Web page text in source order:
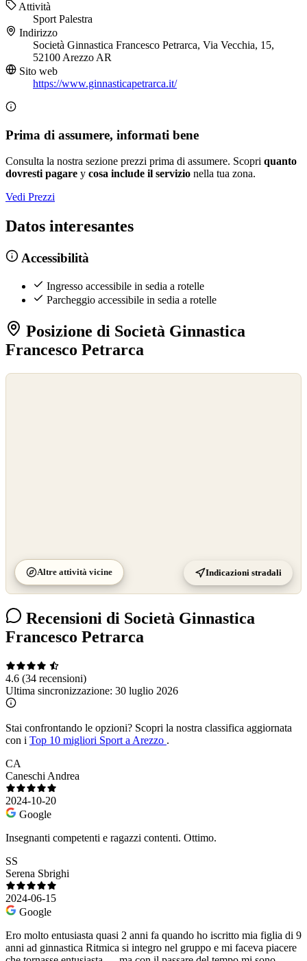
Attività
Sport Palestra
Indirizzo
Società Ginnastica Francesco Petrarca, Via Vecchia, 15,
52100 Arezzo AR
Sito web
https://www.ginnasticapetrarca.it/
Prima di assumere, informati bene
Consulta la nostra sezione prezzi prima di assumere. Scopri quanto
dovresti pagare y cosa include il servizio nella tua zona.
Vedi Prezzi
Datos interesantes
Accessibilità
Ingresso accessibile in sedia a rotelle
Parcheggio accessibile in sedia a rotelle
Posizione di Società Ginnastica
Francesco Petrarca
Altre attività vicine Indicazioni stradali
Recensioni di Società Ginnastica
Francesco Petrarca
4.6 (34 recensioni)
Ultima sincronizzazione: 30 luglio 2026
Stai confrontando le opzioni? Scopri la nostra classifica aggiornata
con i Top 10 migliori Sport a Arezzo .
CA
Caneschi Andrea
2024-10-20
Google
Insegnanti competenti e ragazzi contenti. Ottimo.
SS
Serena Sbrighi
2024-06-15
Google
Ero molto entusiasta quasi 2 anni fa quando ho iscritto mia figlia di 9
anni ad ginnastica Ritmica si integro nel gruppo e mi faceva piacere